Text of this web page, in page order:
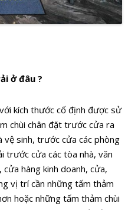
ở đâu ?
với kích thước cố định được sử
chùi chân đặt trước cửa ra
sinh, trước cửa các phòng
trước cửa các tòa nhà, văn
cửa hàng kinh doanh, cửa,
vị trí cần những tấm thảm
hoặc những tấm thảm chùi